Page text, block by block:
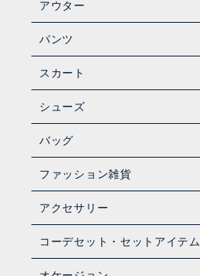
アウター
パンツ
スカート
シューズ
バッグ
ファッション雑貨
アクセサリー
コーデセット・セットアイテム